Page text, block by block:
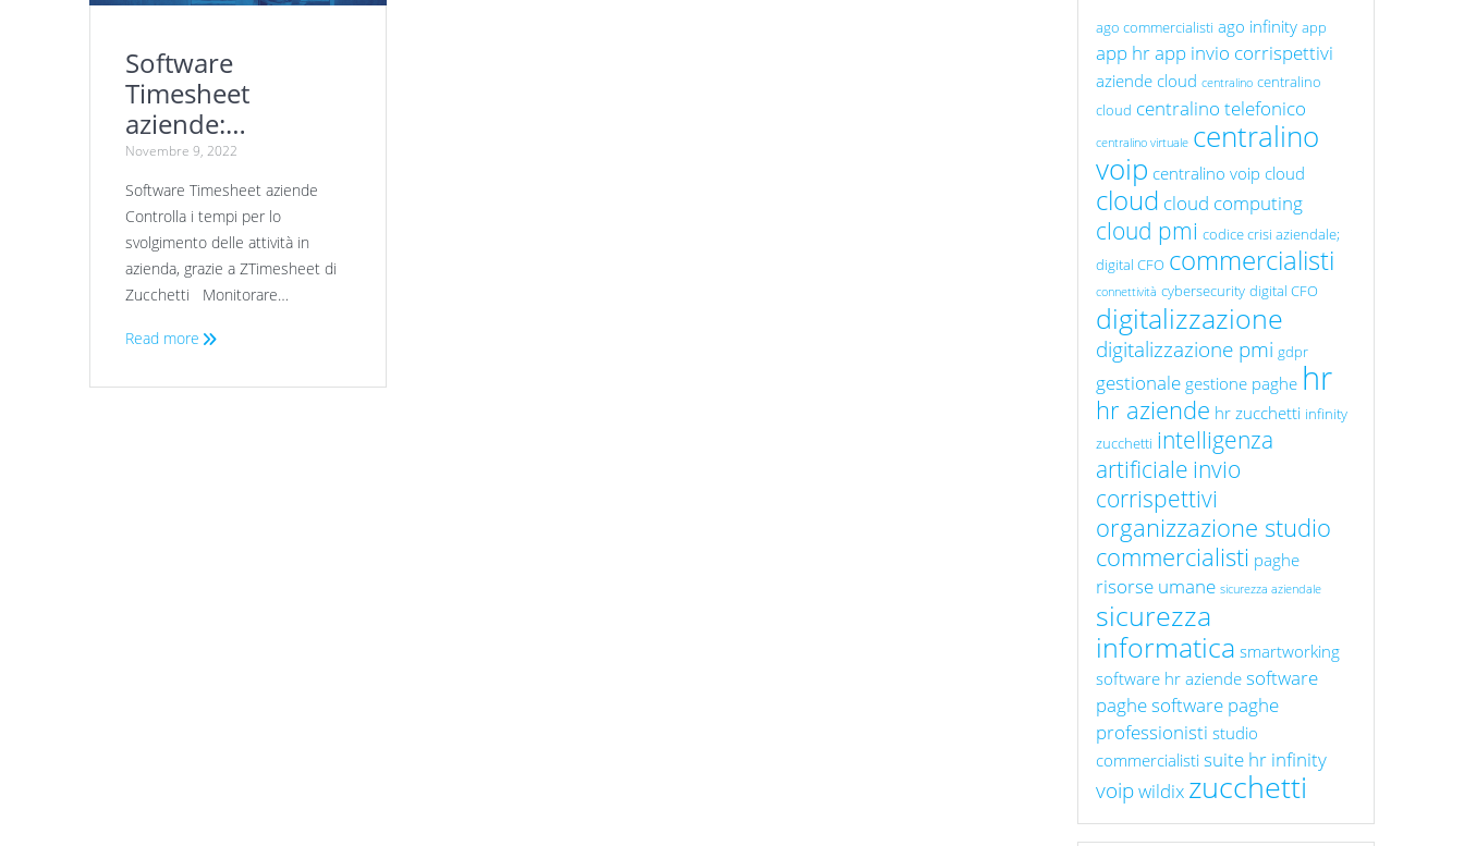
Software
Timesheet
aziende:
ZTimesheet
Zucchetti
Novembre 9, 2022
Software Timesheet aziende
Controlla i tempi per lo
svolgimento delle attività in
azienda, grazie a ZTimesheet di
Zucchetti Monitorare…
Read more
ago commercialisti ago infinity app
app hrapp invio corrispettivi
aziende cloud centralino centralino
cloud centralino telefonico
centralino virtuale centralino
voip centralino voip cloud
cloud cloud computing
cloud pmi codice crisi aziendale;
digital CFO commercialisti
connettività cybersecurity digital CFO
digitalizzazione
digitalizzazione pmi gdpr
gestionale gestione paghe hr
hr aziende hr zucchetti infinity
zucchetti intelligenza
artificiale invio
corrispettivi
organizzazione studio
commercialisti paghe
risorse umane sicurezza aziendale
sicurezza
informatica smartworking
software hr aziende software
paghesoftware paghe
professionisti studio
commercialisti suite hr infinity
voipwildix zucchetti